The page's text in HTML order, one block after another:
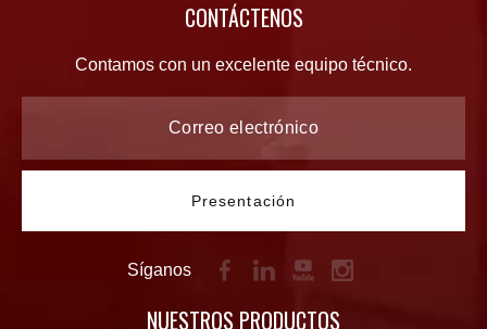
CONTÁCTENOS
Contamos con un excelente equipo técnico.
Presentación
Síganos
NUESTROS PRODUCTOS